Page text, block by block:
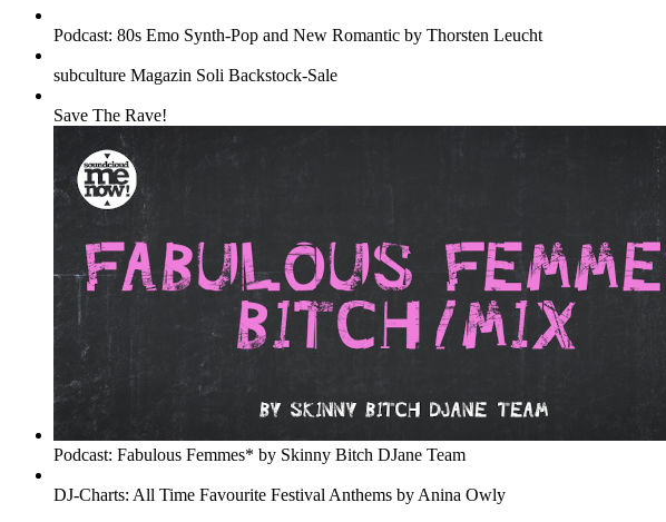
Podcast: 80s Emo Synth-Pop and New Romantic by Thorsten Leucht
subculture Magazin Soli Backstock-Sale
Save The Rave!
Podcast: Fabulous Femmes* by Skinny Bitch DJane Team
DJ-Charts: All Time Favourite Festival Anthems by Anina Owly